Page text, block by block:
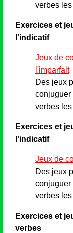
verbes
Exercices et
l'indicatif
Jeux de
l'imparfait
Des jeux
conjuguer
verbes
Exercices et
l'indicatif
Jeux de
Des jeux
conjuguer
verbes
Exercices et
verbes